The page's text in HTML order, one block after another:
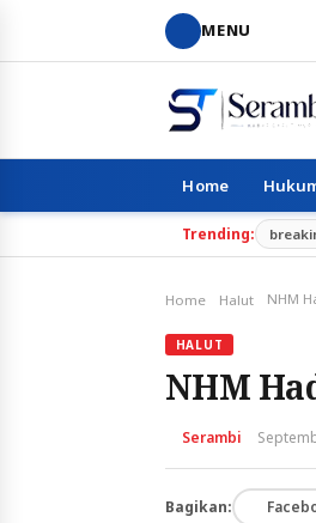
MENU
Home
Trending:
Home Halut
HALUT
NHM
Serambi
Bagikan: